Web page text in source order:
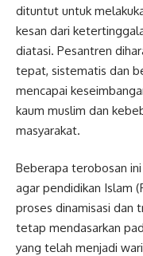
dituntut untuk
kesan dari
diatasi. Pesantren
tepat, sistematis dan
mencapai
kaum muslim dan
masyarakat.
Beberapa terobosan
agar pendidikan Islam
proses dinamisasi dan
tetap mendasarkan
yang telah menjadi